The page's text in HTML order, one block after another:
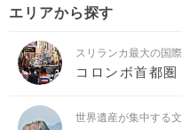
エリアから探す
スリランカ最大の国
コロンボ首都圏
世界遺産が集中する